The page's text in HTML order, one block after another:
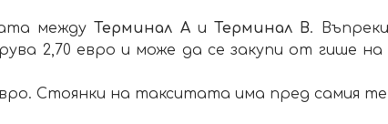
междуТерминал АиТерминал B.
2,70 евро и може да се закупи от гише
Стоянки на такситата има пред самия